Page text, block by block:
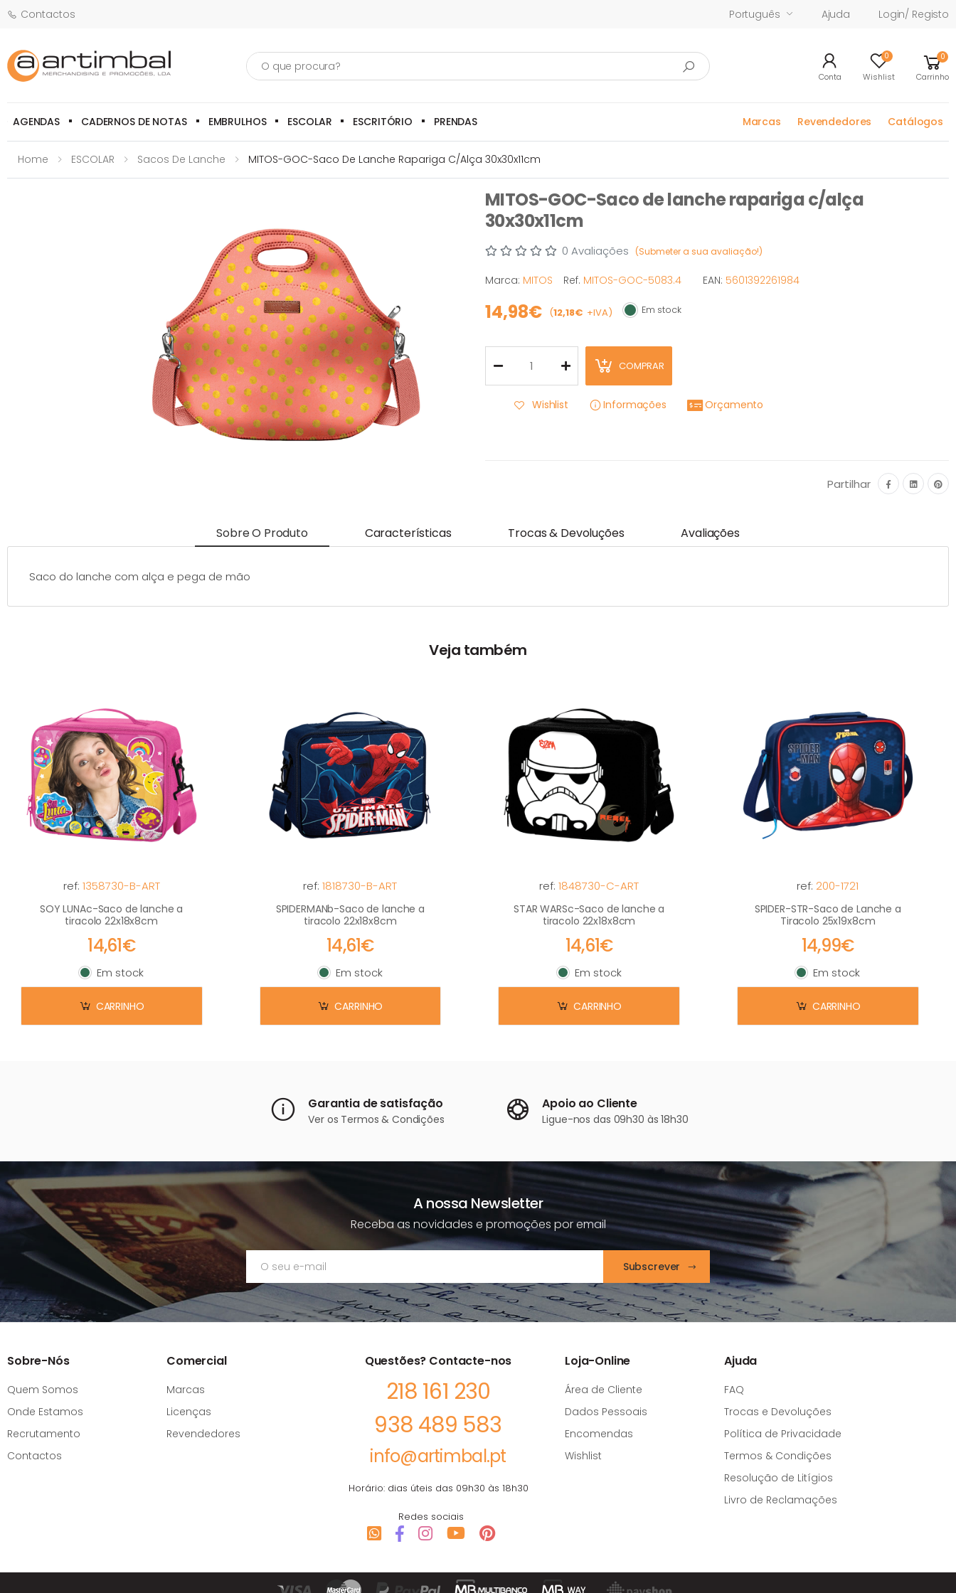
Contactos Português Ajuda Login/ Registo
Pesquisa
Conta
0
Wishlist
0
Carrinho
AGENDAS CADERNOS DE NOTAS EMBRULHOS ESCOLAR ESCRITÓRIO PRENDAS Marcas Revendedores Catálogos
Home ESCOLAR Sacos De Lanche MITOS-GOC-Saco De Lanche Rapariga C/alça 30x30x11cm
MITOS-GOC-Saco de lanche rapariga c/alça
30x30x11cm
0 Avaliações (Submeter a sua avaliação!)
Marca: MITOS Ref. MITOS-GOC-5083.4 EAN: 5601392261984
14,98€ (12,18€ +IVA) Em stock
Em stock
COMPRAR
Wishlist Informações Orçamento
Partilhar
Sobre O Produto Características Trocas & Devoluções Avaliações
Saco do lanche com alça e pega de mão
Veja também
ref: 1358730-B-ART
SOY LUNAc-Saco de lanche a
tiracolo 22x18x8cm
14,61€
Em stock
Em stock
CARRINHO
ref:1818730-B-ART
SPIDERMANb-Saco de lanche a
tiracolo 22x18x8cm
14,61€
Em stock
Em stock
CARRINHO
ref:1848730-C-ART
STAR WARSc-Saco de lanche a
tiracolo 22x18x8cm
14,61€
Em stock
Em stock
CARRINHO
ref: 200-1721
SPIDER-STR-Saco de Lanche a
Tiracolo 25x19x8cm
14,99€
Em stock
Em stock
CARRINHO
Garantia de satisfação
Ver os Termos & Condições
Apoio ao Cliente
Ligue-nos das 09h30 às 18h30
A nossa Newsletter
Receba as novidades e promoções por email
Subscrever
Sobre-Nós
Quem Somos
Onde Estamos
Recrutamento
Contactos
Comercial
Marcas
Licenças
Revendedores
Questões? Contacte-nos
218 161 230
938 489 583
info@artimbal.pt
Horário: dias úteis das 09h30 às 18h30
Redes sociais
Loja-Online
Área de Cliente
Dados Pessoais
Encomendas
Wishlist
Ajuda
FAQ
Trocas e Devoluções
Política de Privacidade
Termos & Condições
Resolução de Litígios
Livro de Reclamações